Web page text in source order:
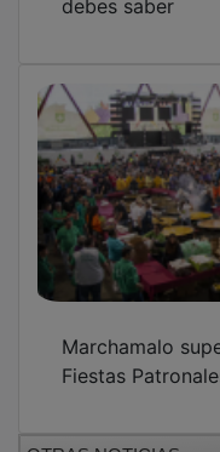
debes saber
Marchamalo
Fiestas